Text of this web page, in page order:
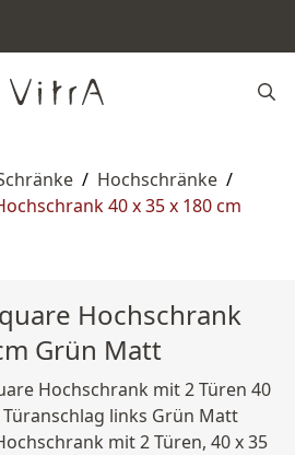
/ Hochschränke /
40 x 35 x 180 cm
Hochschrank
Grün Matt
Hochschrank mit 2 Türen 40
Türanschlag links Grün Matt
mit 2 Türen, 40 x 35